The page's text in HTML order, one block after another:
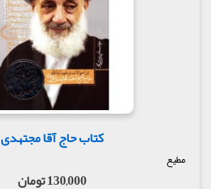
کتاب حاج آقا مجتهدی
مطیع
130,000 تومان